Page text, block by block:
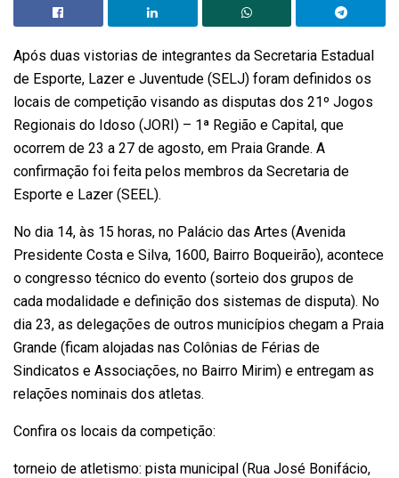
Após duas vistorias de integrantes da Secretaria Estadual
de Esporte, Lazer e Juventude (SELJ) foram definidos os
locais de competição visando as disputas dos 21º Jogos
Regionais do Idoso (JORI) – 1ª Região e Capital, que
ocorrem de 23 a 27 de agosto, em Praia Grande. A
confirmação foi feita pelos membros da Secretaria de
Esporte e Lazer (SEEL).
No dia 14, às 15 horas, no Palácio das Artes (Avenida
Presidente Costa e Silva, 1600, Bairro Boqueirão), acontece
o congresso técnico do evento (sorteio dos grupos de
cada modalidade e definição dos sistemas de disputa). No
dia 23, as delegações de outros municípios chegam a Praia
Grande (ficam alojadas nas Colônias de Férias de
Sindicatos e Associações, no Bairro Mirim) e entregam as
relações nominais dos atletas.
Confira os locais da competição:
torneio de atletismo: pista municipal (Rua José Bonifácio,